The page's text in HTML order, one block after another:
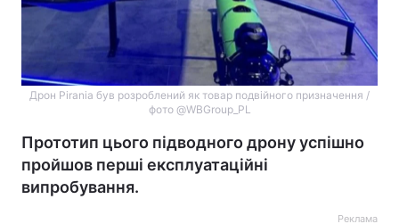
Дрон Pirania був розроблений як товар подвійного призначення /
фото @WBGroup_PL
Прототип цього підводного дрону успішно
пройшов перші експлуатаційні
випробування.
Реклама